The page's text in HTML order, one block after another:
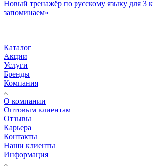
Новый тренажёр по русскому языку для 3
запоминаем»
Каталог
Акции
Услуги
Бренды
Компания
О компании
Оптовым клиентам
Отзывы
Карьера
Контакты
Наши клиенты
Информация